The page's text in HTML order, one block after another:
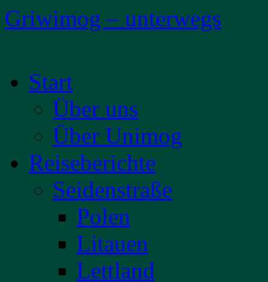
Griwimog – unterwegs
Inhalt
springenStart
Über uns
Über Unimog
Reiseberichte
Seidenstraße
Polen
Litauen
Lettland